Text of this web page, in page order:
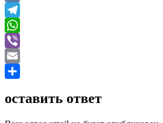
VK
Telegram
WhatsApp
Viber
Email
оставить ответ